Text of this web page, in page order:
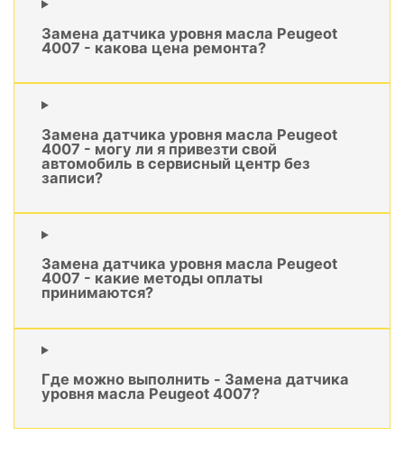
Замена датчика уровня масла Peugeot
4007 - какова цена ремонта?
Замена датчика уровня масла Peugeot
4007 - могу ли я привезти свой
автомобиль в сервисный центр без
записи?
Замена датчика уровня масла Peugeot
4007 - какие методы оплаты
принимаются?
Где можно выполнить - Замена датчика
уровня масла Peugeot 4007?